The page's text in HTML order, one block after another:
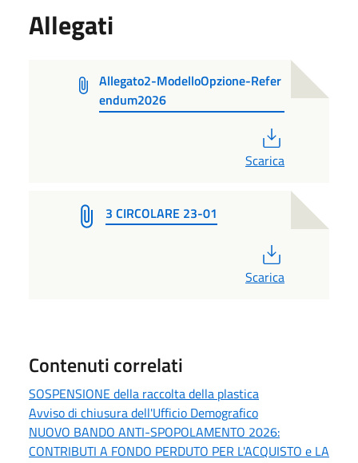
Allegati
Allegato2-ModelloOpzione-Refer
endum2026
Scarica
3 CIRCOLARE 23-01
Scarica
Contenuti correlati
SOSPENSIONE della raccolta della plastica
Avviso di chiusura dell'Ufficio Demografico
NUOVO BANDO ANTI-SPOPOLAMENTO 2026:
CONTRIBUTI A FONDO PERDUTO PER L'ACQUISTO e LA